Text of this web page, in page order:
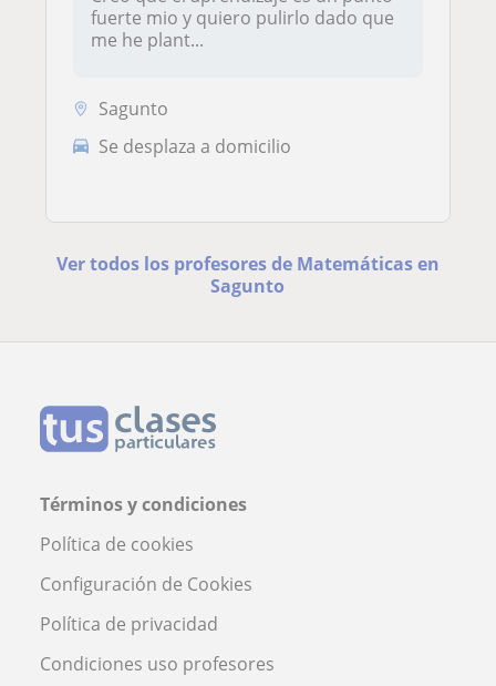
fuerte mio y quiero pulirlo dado que
me he plant...
Sagunto
Se desplaza a domicilio
Ver todos los profesores de Matemáticas en
Sagunto
Términos y condiciones
Política de cookies
Configuración de Cookies
Política de privacidad
Condiciones uso profesores